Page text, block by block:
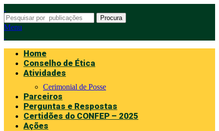
Procura
Menu
Home
Conselho de Ética
Atividades
Cerimonial de Posse
Parceiros
Perguntas e Respostas
Certidões do CONFEP – 2025
Ações